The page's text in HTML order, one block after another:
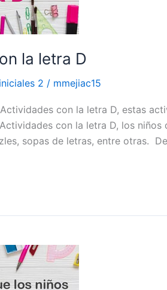
la letra D
2 / mmejiac15
con la letra D, estas
con la letra D, los
sopas de letras, entre otras.